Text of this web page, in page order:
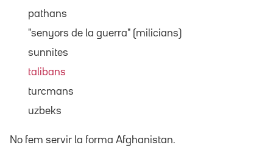
pathans
"senyors de la guerra" (milicians)
sunnites
talibans
turcmans
uzbeks
No fem servir la forma Afghanistan.